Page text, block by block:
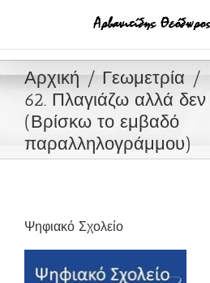
Αρχική
Γεωμετρία
62. Πλαγιάζω αλλά
(Βρίσκω το εμβαδό
παραλληλογράμμου)
Ψηφιακό Σχολείο